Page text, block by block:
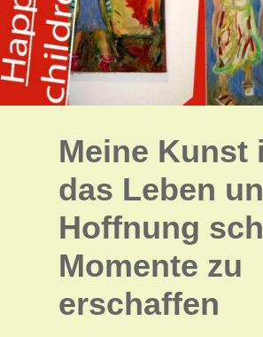
Meine Kunst
das Leben
Hoffnung
Momente zu
erschaffen